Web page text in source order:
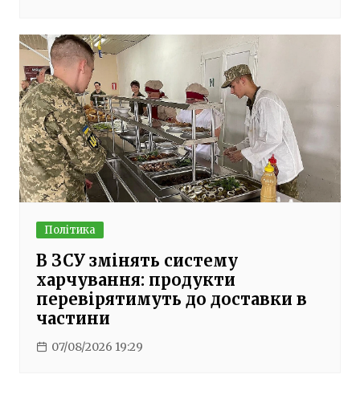
Політика
В ЗСУ змінять систему
харчування: продукти
перевірятимуть до доставки в
частини
07/08/2026 19:29